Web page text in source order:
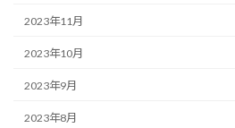
2023年11月
2023年10月
2023年9月
2023年8月